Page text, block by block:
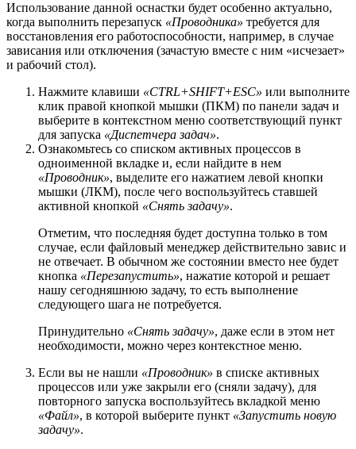
Использование данной оснастки будет особенно актуально,
когда выполнить перезапуск «Проводника» требуется для
восстановления его работоспособности, например, в случае
зависания или отключения (зачастую вместе с ним «исчезает»
и рабочий стол).
Нажмите клавиши «CTRL+SHIFT+ESC» или выполните
клик правой кнопкой мышки (ПКМ) по панели задач и
выберите в контекстном меню соответствующий пункт
для запуска «Диспетчера задач».
Ознакомьтесь со списком активных процессов в
одноименной вкладке и, если найдите в нем
«Проводник», выделите его нажатием левой кнопки
мышки (ЛКМ), после чего воспользуйтесь ставшей
активной кнопкой «Снять задачу».
Отметим, что последняя будет доступна только в том
случае, если файловый менеджер действительно завис и
не отвечает. В обычном же состоянии вместо нее будет
кнопка «Перезапустить», нажатие которой и решает
нашу сегодняшнюю задачу, то есть выполнение
следующего шага не потребуется.
Принудительно «Снять задачу», даже если в этом нет
необходимости, можно через контекстное меню.
Если вы не нашли «Проводник» в списке активных
процессов или уже закрыли его (сняли задачу), для
повторного запуска воспользуйтесь вкладкой меню
«Файл», в которой выберите пункт «Запустить новую
задачу».